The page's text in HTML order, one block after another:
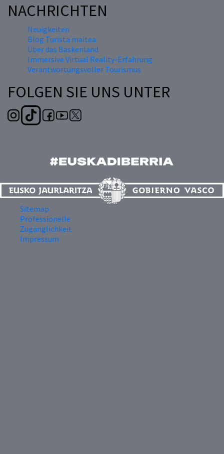
NACHRICHTEN
Neuigkeiten
Blog Turista maitea
Über das Baskenland
Immersive Virtual Reality-Erfahrung
Verantwortungsvoller Tourismus
FOLGEN SIE UNS UNTER
Sitemap
Professionelle
Zugänglichkeit
Impressum